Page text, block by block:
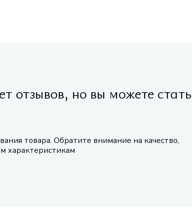
отзывов, но вы можете стать
товара. Обратите внимание на качество,
характеристикам